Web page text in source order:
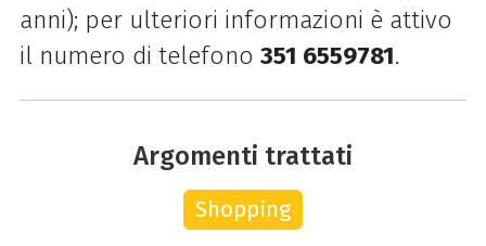
anni); per ulteriori informazioni è attivo
il numero di telefono 351 6559781.
Argomenti trattati
Shopping